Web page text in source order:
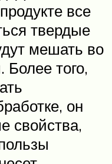
все
твердые
мешать во
того,
он
свойства,